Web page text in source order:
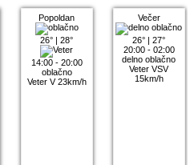
Popoldan
26° |28°
14:00 - 20:00
oblačno
Veter V 23km/h
Večer
26° |27°
20:00 - 02:00
delno oblačno
Veter VSV
15km/h